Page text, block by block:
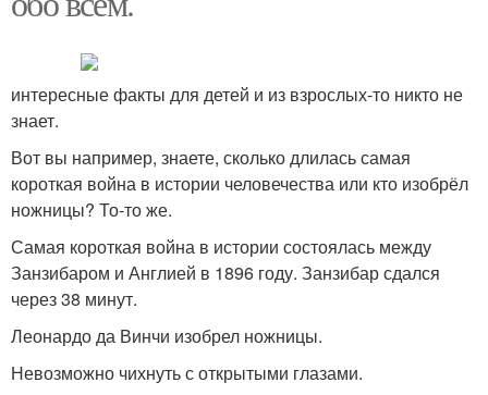
интересные факты для детей и из взрослых-то никто не
знает.
Вот вы например, знаете, сколько длилась самая
короткая война в истории человечества или кто изобрёл
ножницы? То-то же.
Самая короткая война в истории состоялась между
Занзибаром и Англией в 1896 году. Занзибар сдался
через 38 минут.
Леонардо да Винчи изобрел ножницы.
Невозможно чихнуть с открытыми глазами.